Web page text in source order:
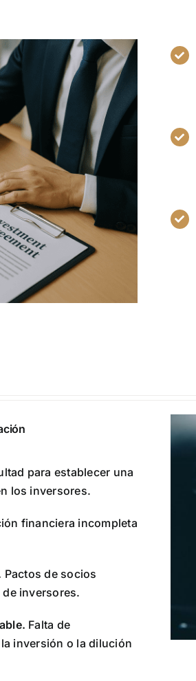
para establecer una
los inversores.
financiera incompleta
Pactos de socios
inversores.
Falta de
inversión o la dilución